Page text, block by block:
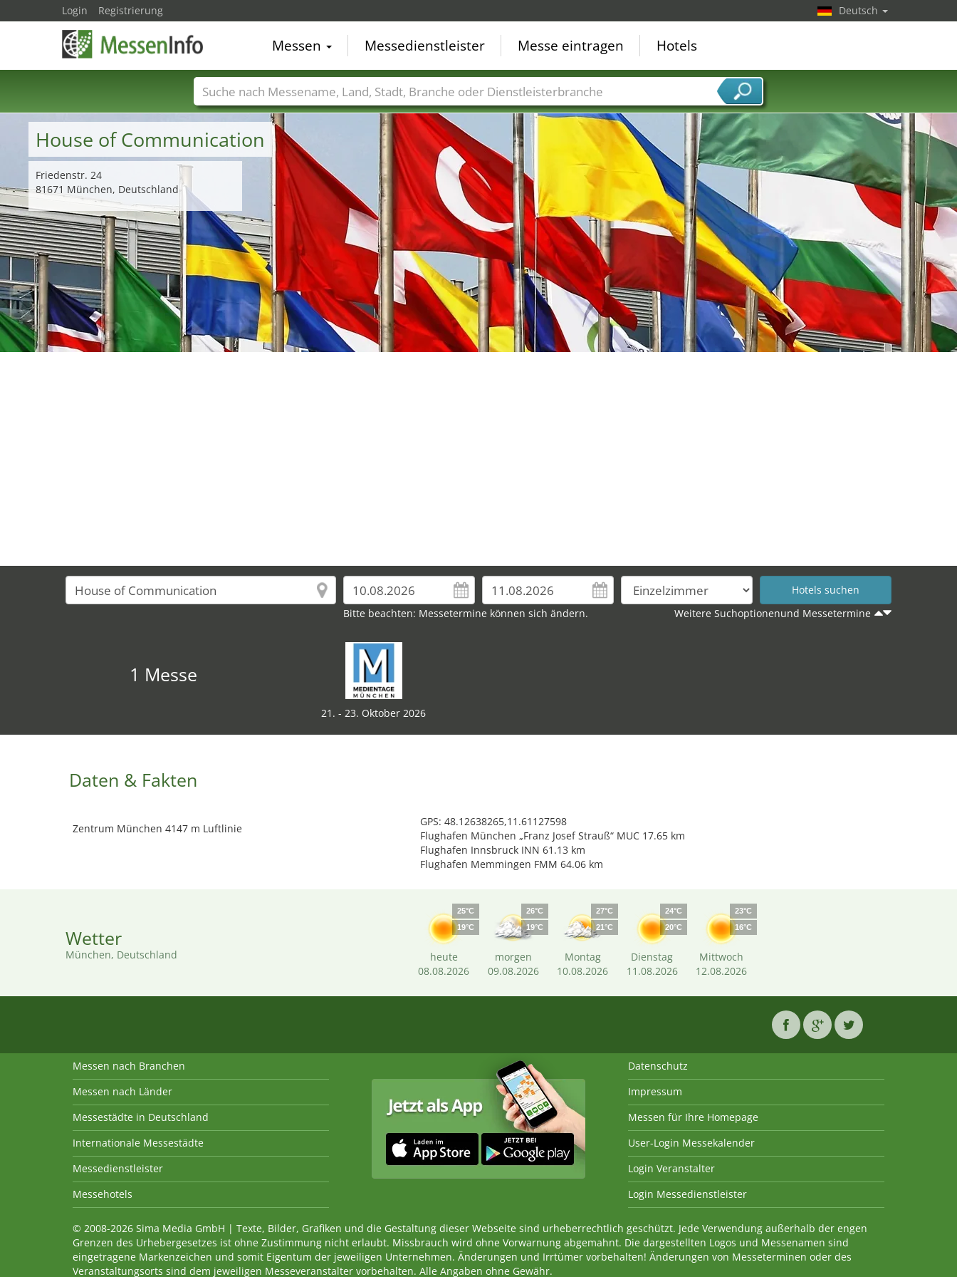
House of Communication
Friedenstr. 24
81671 München, Deutschland
Bitte beachten: Messetermine können sich ändern. Weitere Suchoptionenund Messetermine
1 Messe
21. - 23. Oktober 2026
Daten & Fakten
Zentrum München 4147 m Luftlinie
GPS: 48.12638265,11.61127598
Flughafen München „Franz Josef Strauß“ MUC 17.65 km
Flughafen Innsbruck INN 61.13 km
Flughafen Memmingen FMM 64.06 km
Wetter
München, Deutschland
25°C
19°C
heute
08.08.2026
26°C
19°C
morgen
09.08.2026
27°C
21°C
Montag
10.08.2026
24°C
20°C
Dienstag
11.08.2026
23°C
16°C
Mittwoch
12.08.2026
Login Registrierung Deutsch
Messen Messedienstleister Messe eintragen Hotels
Messenamen Länder Städte Branchen Dienstleisterbranchen
Messen nach Branchen
Messen nach Länder
Messestädte in Deutschland
Internationale Messestädte
Messedienstleister
Messehotels
Datenschutz
Impressum
Messen für Ihre Homepage
User-Login Messekalender
Login Veranstalter
Login Messedienstleister
© 2008-2026 Sima Media GmbH | Texte, Bilder, Grafiken und die Gestaltung dieser Webseite sind urheberrechtlich geschützt. Jede Verwendung außerhalb der engen
Grenzen des Urhebergesetzes ist ohne Zustimmung nicht erlaubt. Missbrauch wird ohne Vorwarnung abgemahnt. Die dargestellten Logos und Messenamen sind
eingetragene Markenzeichen und somit Eigentum der jeweiligen Unternehmen. Änderungen und Irrtümer vorbehalten! Änderungen von Messeterminen oder des
Veranstaltungsorts sind dem jeweiligen Messeveranstalter vorbehalten. Alle Angaben ohne Gewähr.